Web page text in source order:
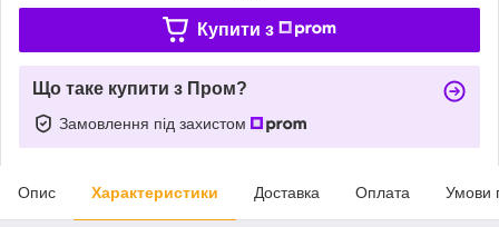
Купити з
Що таке купити з Пром?
Замовлення під захистом
Опис Характеристики Доставка Оплата Умови